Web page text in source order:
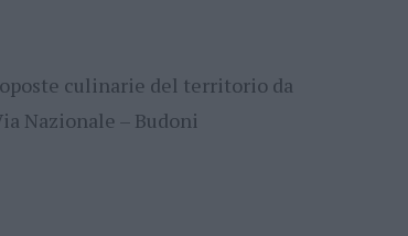
culinarie del territorio da
Nazionale – Budoni